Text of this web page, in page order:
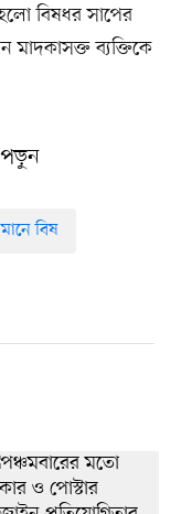
বিষধর সাপের
ব্যক্তিকে
বিষ